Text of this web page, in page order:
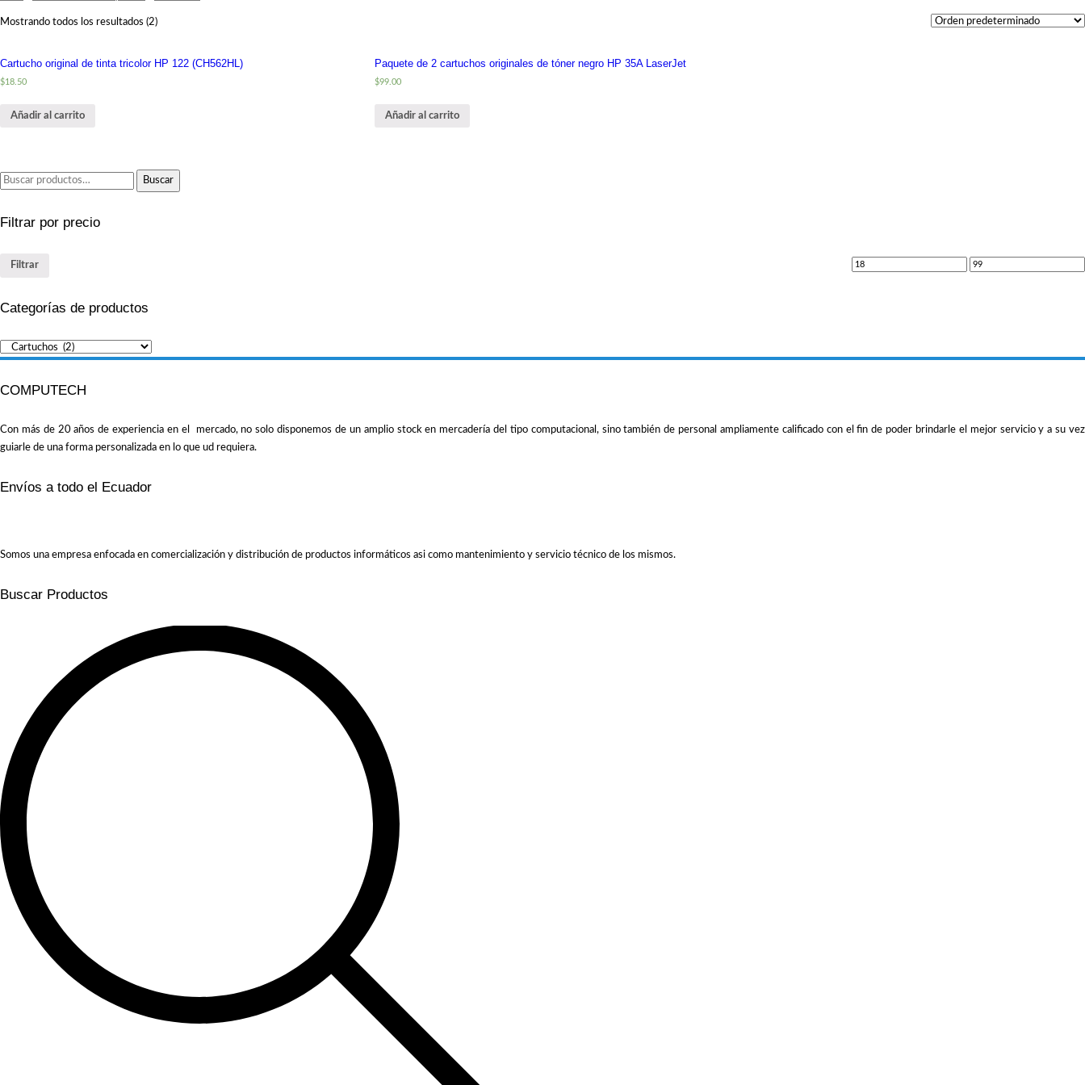
Mostrando todos los resultados (2)
Cartucho original de tinta tricolor HP 122 (CH562HL)
$18.50
Añadir al carrito
Paquete de 2 cartuchos originales de tóner negro HP 35A LaserJet
$99.00
Añadir al carrito
Buscar
Buscar
Filtrar por precio
Filtrar
Categorías de productos
COMPUTECH
Con más de 20 años de experiencia en el mercado, no solo disponemos de un amplio stock en mercadería del tipo computacional, sino también de personal ampliamente calificado con el fin de poder brindarle el mejor servicio y a su vez
guiarle de una forma personalizada en lo que ud requiera.
Envíos a todo el Ecuador
Somos una empresa enfocada en comercialización y distribución de productos informáticos asi como mantenimiento y servicio técnico de los mismos.
Buscar Productos